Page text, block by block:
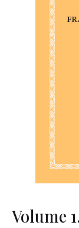
Volume